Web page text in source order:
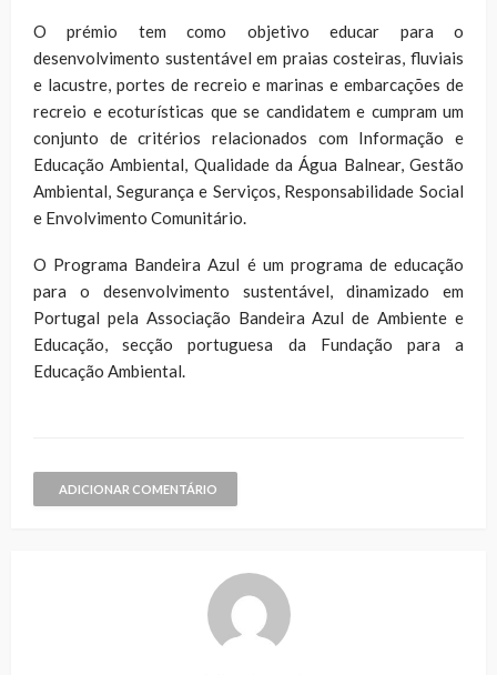
O prémio tem como objetivo educar para o
desenvolvimento sustentável em praias costeiras, fluviais
e lacustre, portes de recreio e marinas e embarcações de
recreio e ecoturísticas que se candidatem e cumpram um
conjunto de critérios relacionados com Informação e
Educação Ambiental, Qualidade da Água Balnear, Gestão
Ambiental, Segurança e Serviços, Responsabilidade Social
e Envolvimento Comunitário.
O Programa Bandeira Azul é um programa de educação
para o desenvolvimento sustentável, dinamizado em
Portugal pela Associação Bandeira Azul de Ambiente e
Educação, secção portuguesa da Fundação para a
Educação Ambiental.
ADICIONAR COMENTÁRIO